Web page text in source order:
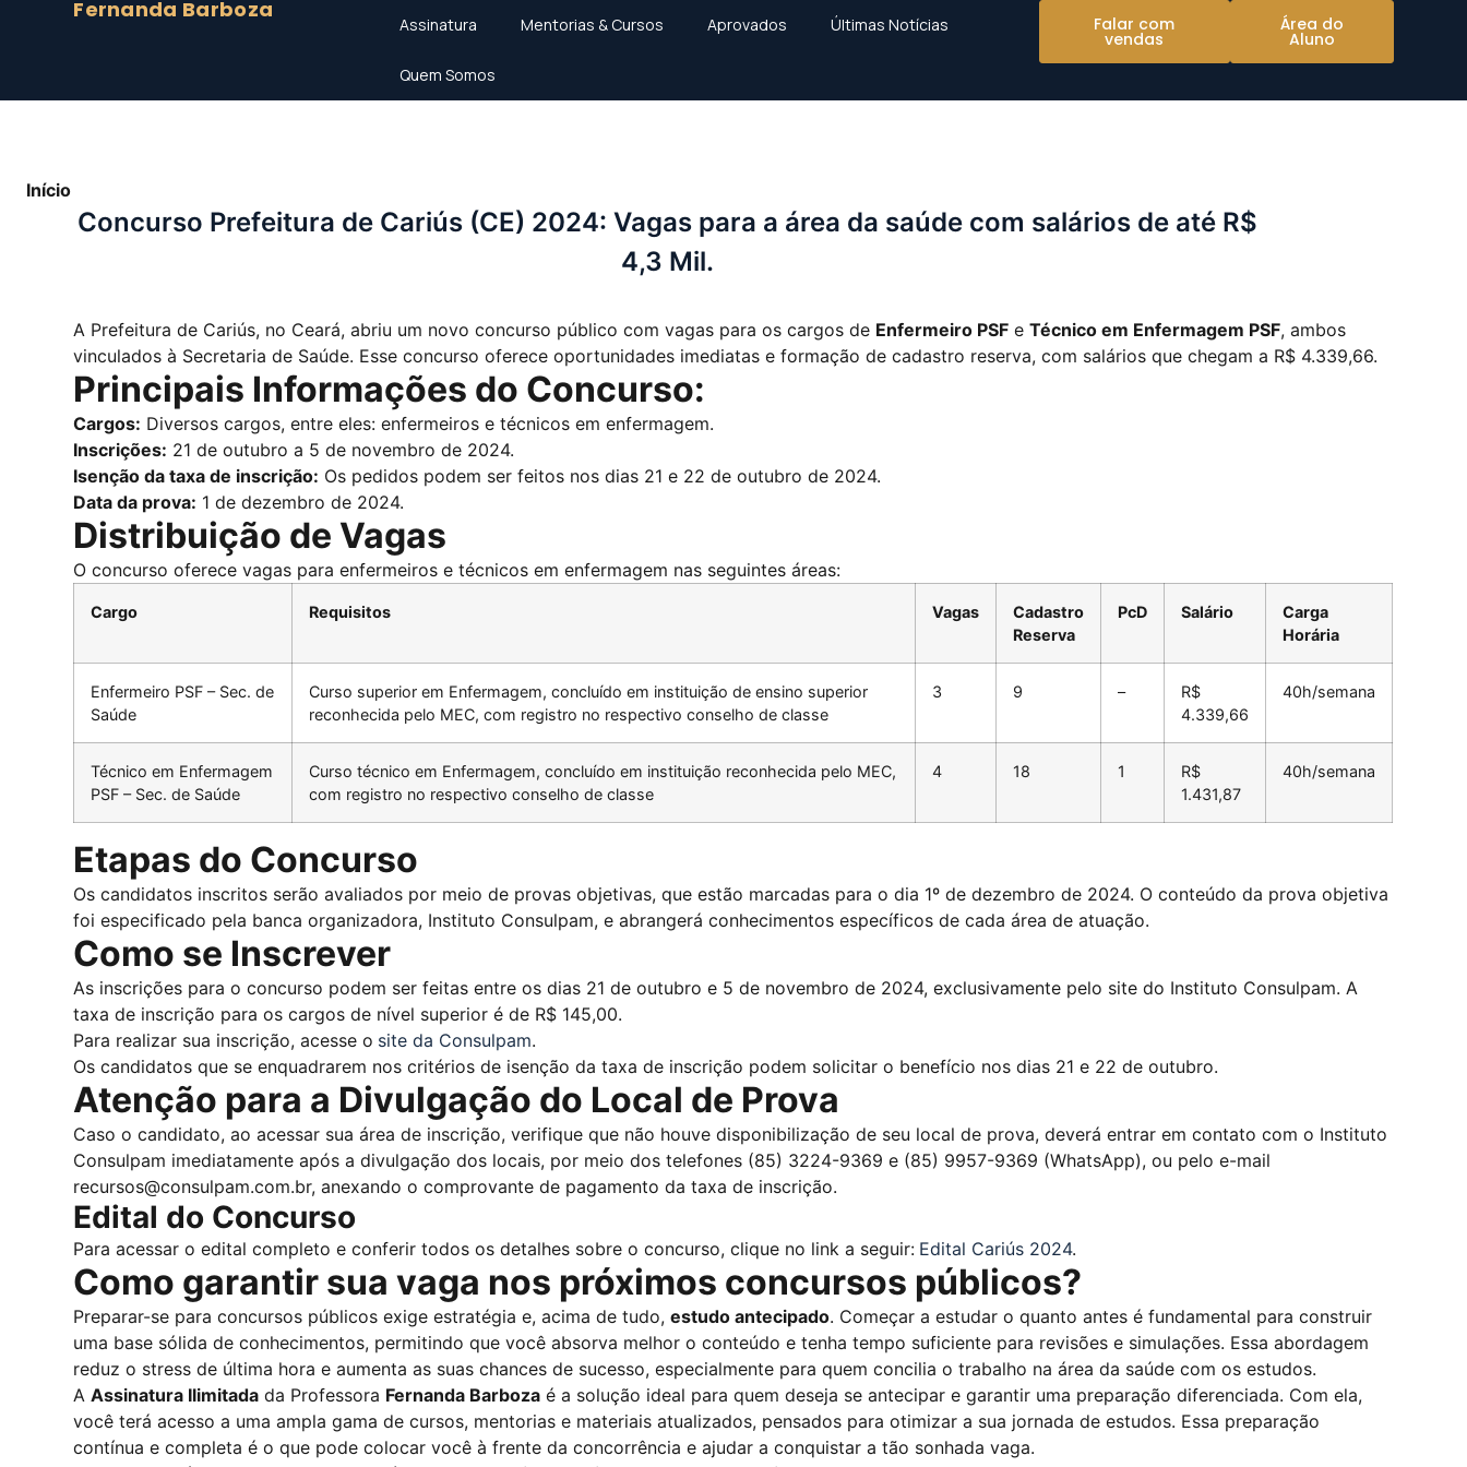
Fernanda Barboza
Assinatura Mentorias & Cursos Aprovados Últimas Notícias
Quem Somos
Falar com
vendas
Área do
Aluno
Início
Concurso Prefeitura de Cariús (CE) 2024: Vagas para a área da saúde com salários de até R$
4,3 Mil.
A Prefeitura de Cariús, no Ceará, abriu um novo concurso público com vagas para os cargos de Enfermeiro PSF eTécnico em Enfermagem PSF, ambos
vinculados à Secretaria de Saúde. Esse concurso oferece oportunidades imediatas e formação de cadastro reserva, com salários que chegam a R$ 4.339,66.
Principais Informações do Concurso:
Cargos: Diversos cargos, entre eles:enfermeiros e técnicos em enfermagem.
Inscrições: 21 de outubro a 5 de novembro de 2024.
Isenção da taxa de inscrição: Os pedidos podem ser feitos nos dias 21 e 22 de outubro de 2024.
Data da prova: 1 de dezembro de 2024.
Distribuição de Vagas
O concurso oferece vagas para enfermeiros e técnicos em enfermagem nas seguintes áreas:
Cargo Requisitos Vagas
Cadastro
Reserva
PcD Salário
Carga
Horária
Enfermeiro PSF – Sec. de
Saúde
Curso superior em Enfermagem, concluído em instituição de ensino superior
reconhecida pelo MEC, com registro no respectivo conselho de classe
3 9 –
R$
4.339,66
40h/semana
Técnico em Enfermagem
PSF – Sec. de Saúde
Curso técnico em Enfermagem, concluído em instituição reconhecida pelo MEC,
com registro no respectivo conselho de classe
4 18 1
R$
1.431,87
40h/semana
Etapas do Concurso
Os candidatos inscritos serão avaliados por meio de provas objetivas, que estão marcadas para o dia 1º de dezembro de 2024. O conteúdo da prova objetiva
foi especificado pela banca organizadora, Instituto Consulpam, e abrangerá conhecimentos específicos de cada área de atuação.
Como se Inscrever
As inscrições para o concurso podem ser feitas entre os dias 21 de outubro e 5 de novembro de 2024, exclusivamente pelo site do Instituto Consulpam. A
taxa de inscrição para os cargos de nível superior é de R$ 145,00.
Para realizar sua inscrição, acesse o site da Consulpam.
Os candidatos que se enquadrarem nos critérios de isenção da taxa de inscrição podem solicitar o benefício nos dias 21 e 22 de outubro.
Atenção para a Divulgação do Local de Prova
Caso o candidato, ao acessar sua área de inscrição, verifique que não houve disponibilização de seu local de prova, deverá entrar em contato com o Instituto
Consulpam imediatamente após a divulgação dos locais, por meio dos telefones (85) 3224-9369 e (85) 9957-9369 (WhatsApp), ou pelo e-mail
recursos@consulpam.com.br, anexando o comprovante de pagamento da taxa de inscrição.
Edital do Concurso
Para acessar o edital completo e conferir todos os detalhes sobre o concurso, clique no link a seguir: Edital Cariús 2024.
Como garantir sua vaga nos próximos concursos públicos?
Preparar-se para concursos públicos exige estratégia e, acima de tudo,estudo antecipado. Começar a estudar o quanto antes é fundamental para construir
uma base sólida de conhecimentos, permitindo que você absorva melhor o conteúdo e tenha tempo suficiente para revisões e simulações. Essa abordagem
reduz o stress de última hora e aumenta as suas chances de sucesso, especialmente para quem concilia o trabalho na área da saúde com os estudos.
AAssinatura Ilimitada da Professora Fernanda Barboza é a solução ideal para quem deseja se antecipar e garantir uma preparação diferenciada. Com ela,
você terá acesso a uma ampla gama de cursos, mentorias e materiais atualizados, pensados para otimizar a sua jornada de estudos. Essa preparação
contínua e completa é o que pode colocar você à frente da concorrência e ajudar a conquistar a tão sonhada vaga.